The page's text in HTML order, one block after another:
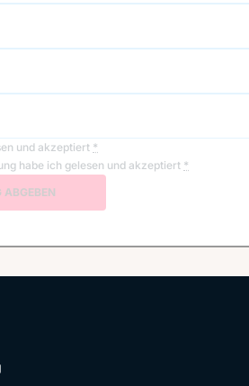
und akzeptiert *
habe ich gelesen und akzeptiert *
ABGEBEN